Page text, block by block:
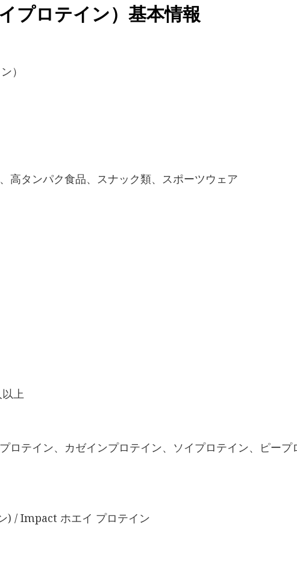
プロテイン）基本情報
）
高タンパク食品、スナック類、スポーツウェア
上
ロテイン、カゼインプロテイン、ソイプロテイン、ピープ
/ Impact ホエイ プロテイン